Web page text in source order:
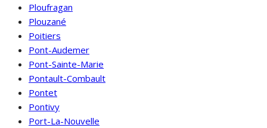
Ploufragan
Plouzané
Poitiers
Pont-Audemer
Pont-Sainte-Marie
Pontault-Combault
Pontet
Pontivy
Port-La-Nouvelle